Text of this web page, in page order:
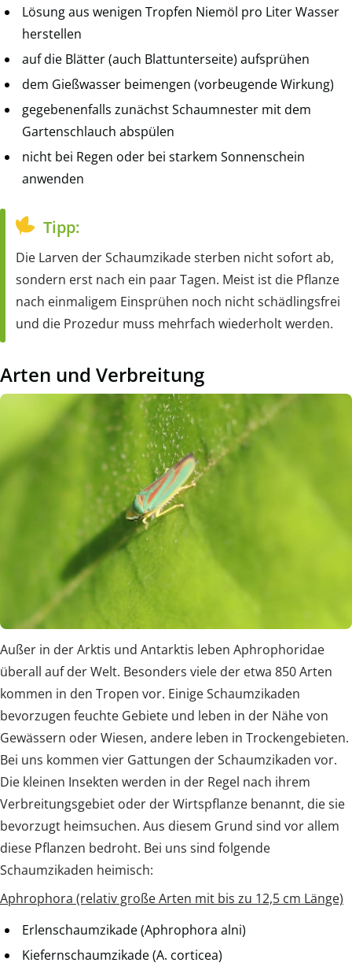
Lösung aus wenigen Tropfen Niemöl pro Liter Wasser
herstellen
auf die Blätter (auch Blattunterseite) aufsprühen
dem Gießwasser beimengen (vorbeugende Wirkung)
gegebenenfalls zunächst Schaumnester mit dem
Gartenschlauch abspülen
nicht bei Regen oder bei starkem Sonnenschein
anwenden
Tipp:
Die Larven der Schaumzikade sterben nicht sofort ab,
sondern erst nach ein paar Tagen. Meist ist die Pflanze
nach einmaligem Einsprühen noch nicht schädlingsfrei
und die Prozedur muss mehrfach wiederholt werden.
Arten und Verbreitung
Außer in der Arktis und Antarktis leben Aphrophoridae
überall auf der Welt. Besonders viele der etwa 850 Arten
kommen in den Tropen vor. Einige Schaumzikaden
bevorzugen feuchte Gebiete und leben in der Nähe von
Gewässern oder Wiesen, andere leben in Trockengebieten.
Bei uns kommen vier Gattungen der Schaumzikaden vor.
Die kleinen Insekten werden in der Regel nach ihrem
Verbreitungsgebiet oder der Wirtspflanze benannt, die sie
bevorzugt heimsuchen. Aus diesem Grund sind vor allem
diese Pflanzen bedroht. Bei uns sind folgende
Schaumzikaden heimisch:
Aphrophora (relativ große Arten mit bis zu 12,5 cm Länge)
Erlenschaumzikade (Aphrophora alni)
Kiefernschaumzikade (A. corticea)